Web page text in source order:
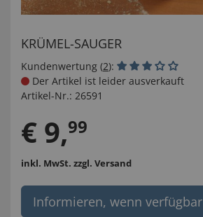
KRÜMEL-SAUGER
Kundenwertung (2):
Der Artikel ist leider ausverkauft
Artikel-Nr.: 26591
€ 9,99
inkl. MwSt. zzgl. Versand
Informieren, wenn verfügbar